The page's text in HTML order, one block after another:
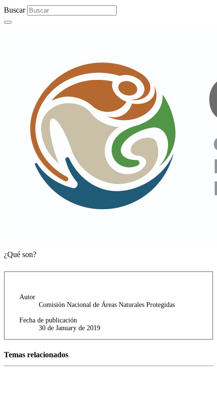
Buscar
¿Qué son?
Autor
Comisión Nacional de Áreas Naturales Protegidas
Fecha de publicación
30 de January de 2019
Temas relacionados